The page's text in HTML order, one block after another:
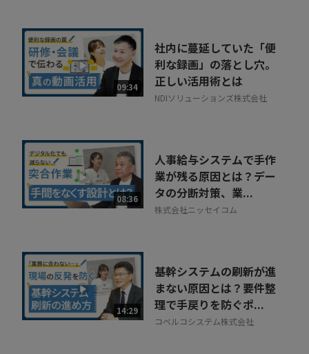
09:34
社内に蔓延していた「便
利な録画」の落とし穴。
正しい活用術とは
NDIソリューションズ株式会社
08:36
人事給与システムで手作
業が残る原因とは？デー
タの分断対策、業...
株式会社ニッセイコム
14:29
基幹システムの刷新が進
まない原因とは？要件整
理で手戻りを防ぐポ...
コベルコシステム株式会社